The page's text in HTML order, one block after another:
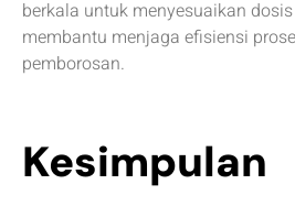
berkala untuk menyesuaikan
membantu menjaga efisiensi
pemborosan.
Kesimpulan